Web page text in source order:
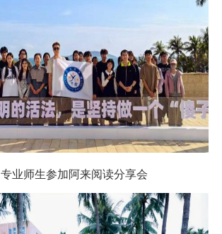
专业师生参加阿来阅读分享会